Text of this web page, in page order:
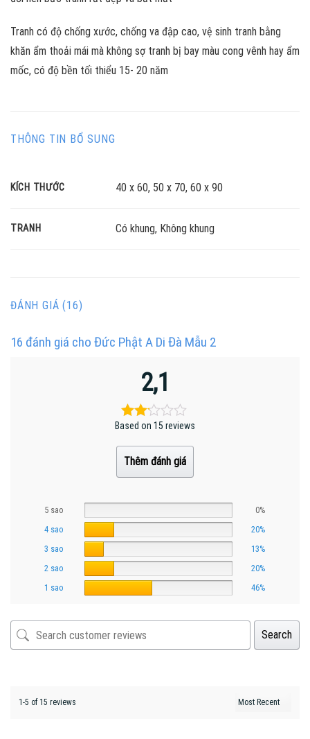
Tranh có độ chống xước, chống va đập cao, vệ sinh tranh bằng
khăn ẩm thoải mái mà không sợ tranh bị bay màu cong vênh hay ẩm
mốc, có độ bền tối thiểu 15- 20 năm
THÔNG TIN BỔ SUNG
KÍCH THƯỚC 40 x 60, 50 x 70, 60 x 90
TRANH Có khung, Không khung
ĐÁNH GIÁ (16)
16 đánh giá cho Đức Phật A Di Đà Mẫu 2
2,1
Based on 15 reviews
Thêm đánh giá
5 sao
0%
4 sao
20%
3 sao
13%
2 sao
20%
1 sao
46%
Search
1-5 of 15 reviews